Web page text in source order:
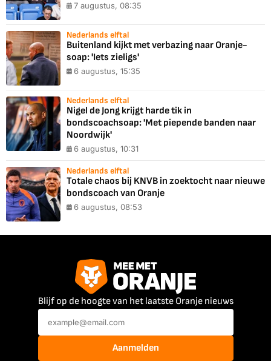
7 augustus, 08:35
Nederlands elftal
Buitenland kijkt met verbazing naar Oranje-
soap: 'Iets zieligs'
6 augustus, 15:35
Nederlands elftal
Nigel de Jong krijgt harde tik in
bondscoachsoap: 'Met piepende banden naar
Noordwijk'
6 augustus, 10:31
Nederlands elftal
Totale chaos bij KNVB in zoektocht naar nieuwe
bondscoach van Oranje
6 augustus, 08:53
Blijf op de hoogte van het laatste Oranje nieuws
Aanmelden